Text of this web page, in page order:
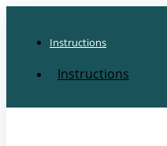
Instructions
Instructions